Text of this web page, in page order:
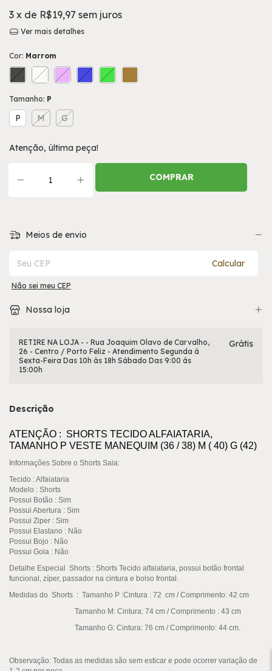
3 x de R$19,97 sem juros
Ver mais detalhes
Cor: Marrom
Tamanho: P
P M G
Atenção, última peça!
Meios de envio
Calcular
Não sei meu CEP
Nossa loja
RETIRE NA LOJA - - Rua Joaquim Olavo de Carvalho,
26 - Centro / Porto Feliz - Atendimento Segunda á
Sexta-Feira Das 10h às 18h Sábado Das 9:00 ás
15:00h
Grátis
Descrição
ATENÇÃO : SHORTS TECIDO ALFAIATARIA,
TAMANHO P VESTE MANEQUIM (36 / 38) M ( 40) G (42)
Informações Sobre o Shorts Saia:
Tecido : Alfaiataria
Modelo : Shorts
Possui Botão : Sim
Possui Abertura : Sim
Possui Ziper : Sim
Possui Elastano : Não
Possui Bojo : Não
Possui Gola : Não
Detalhe Especial Shorts : Shorts Tecido alfaiataria, possui botão frontal
funcional, zíper, passador na cintura e bolso frontal.
Medidas do Shorts : Tamanho P :Cintura : 72 cm / Comprimento: 42 cm
Tamanho M: Cintura: 74 cm / Comprimento : 43 cm
Tamanho G: Cintura: 76 cm / Comprimento: 44 cm.
Observação: Todas as medidas são sem esticar e pode ocorrer variação de